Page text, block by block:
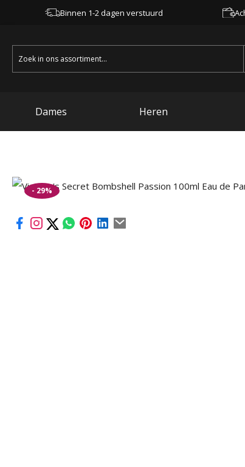
Binnen 1-2 dagen verstuurd
Zoeken
naar:
Dames Heren
- 29%